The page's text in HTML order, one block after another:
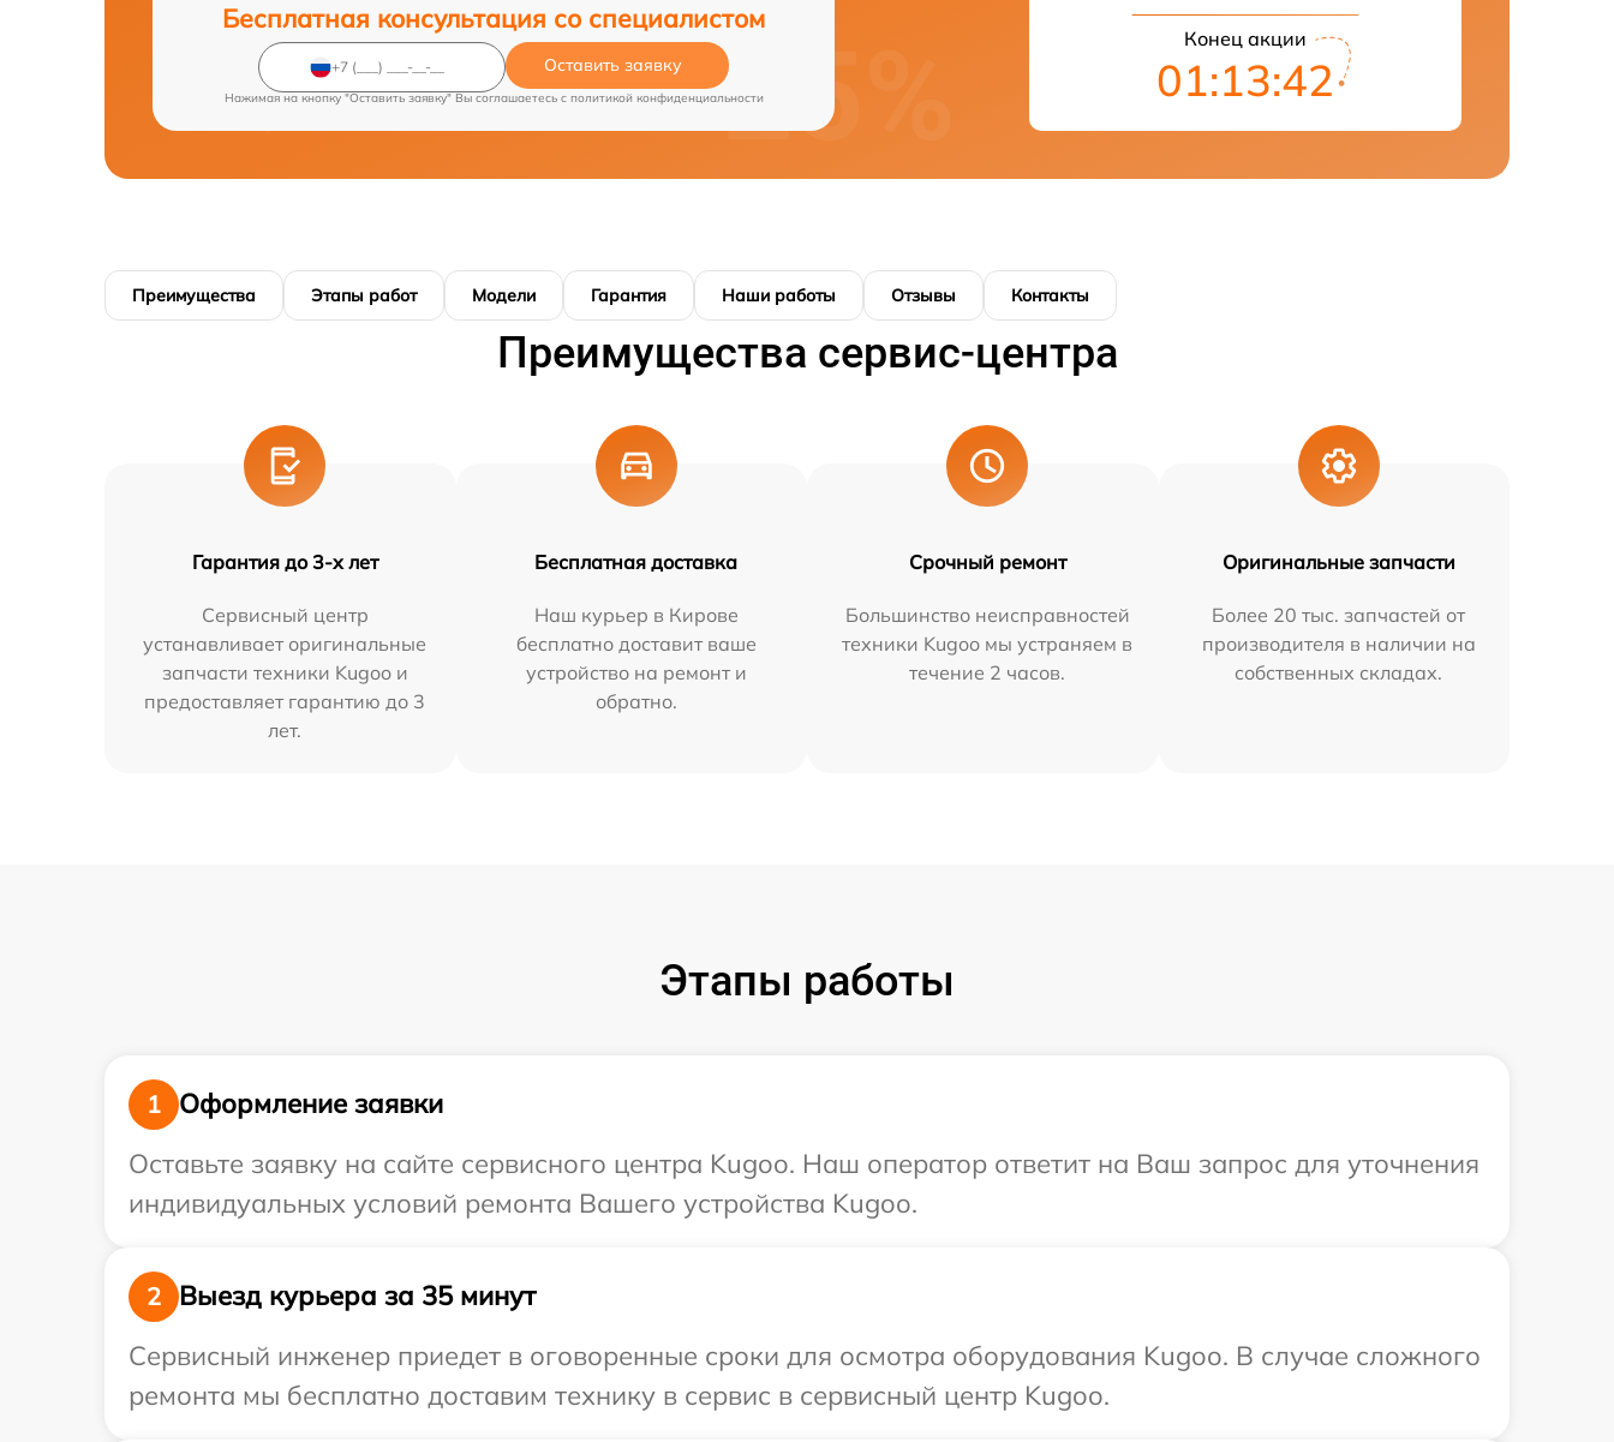
Бесплатная консультация со специалистом
Оставить заявку
Нажимая на кнопку "Оставить заявку" Вы соглашаетесь c политикой конфиденциальности
Конец акции
01:13:41
Преимущества Этапы работ Модели Гарантия Наши работы Отзывы Контакты
Преимущества сервис-центра
Гарантия до 3-х лет
Сервисный центр
устанавливает оригинальные
запчасти техники Kugoo и
предоставляет гарантию до 3
лет.
Бесплатная доставка
Наш курьер в Кирове
бесплатно доставит ваше
устройство на ремонт и
обратно.
Срочный ремонт
Большинство неисправностей
техники Kugoo мы устраняем в
течение 2 часов.
Оригинальные запчасти
Более 20 тыс. запчастей от
производителя в наличии на
собственных складах.
Этапы работы
1
Оформление заявки
Оставьте заявку на сайте сервисного центра Kugoo. Наш оператор ответит на Ваш запрос для уточнения
индивидуальных условий ремонта Вашего устройства Kugoo.
2
Выезд курьера за 35 минут
Сервисный инженер приедет в оговоренные сроки для осмотра оборудования Kugoo. В случае сложного
ремонта мы бесплатно доставим технику в сервис в сервисный центр Kugoo.